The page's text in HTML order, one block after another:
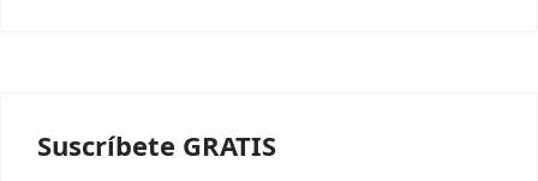
Suscríbete GRATIS